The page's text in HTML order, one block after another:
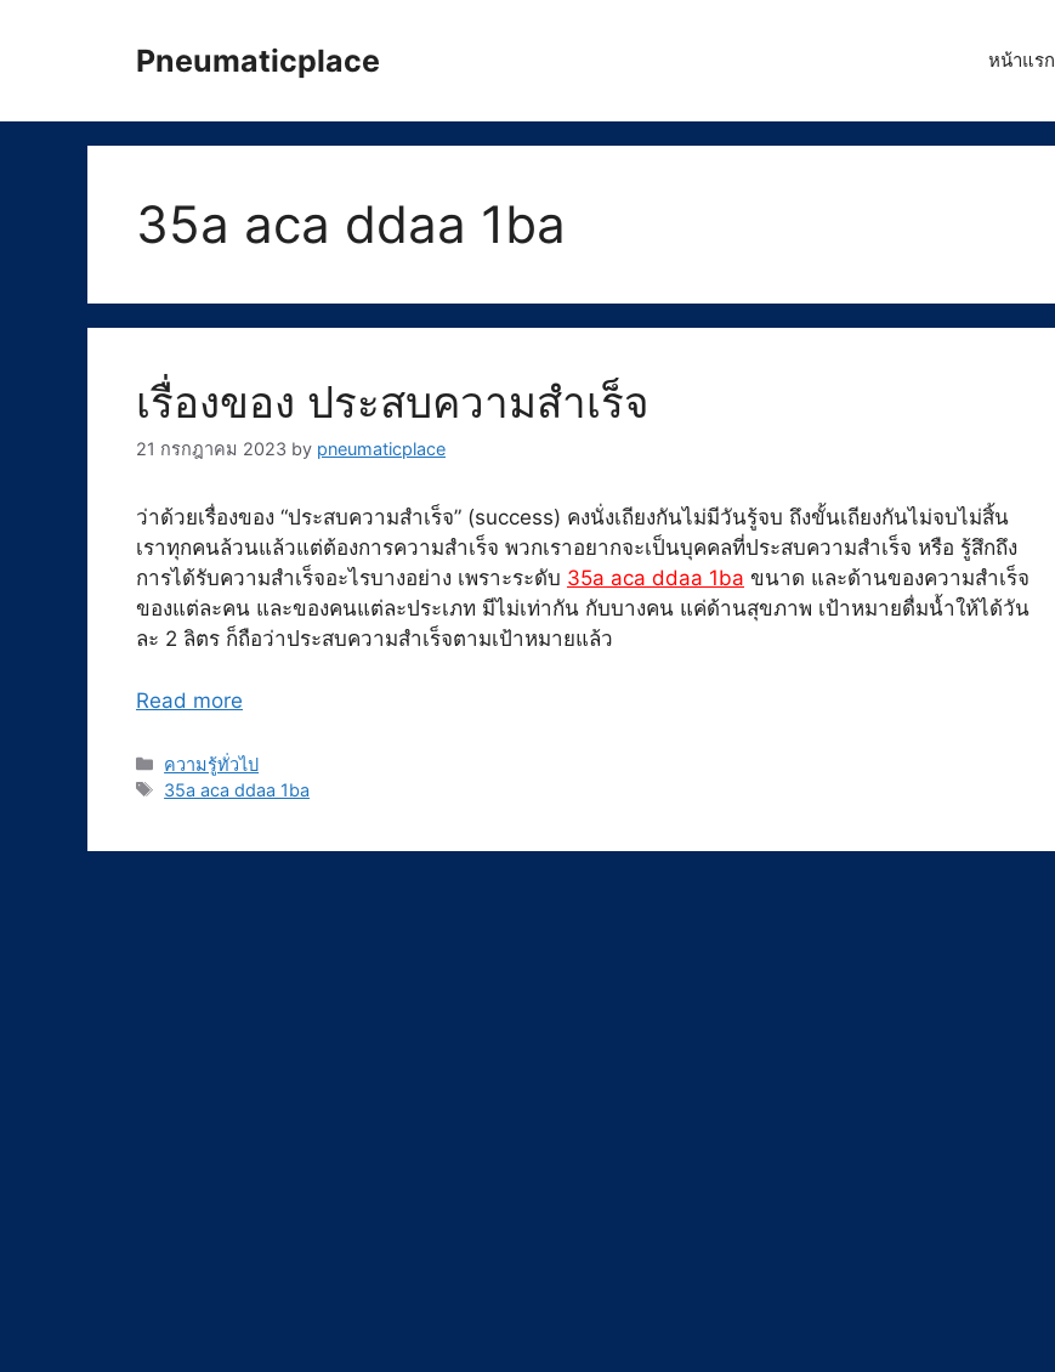
Pneumaticplace หน้าแรก
35a aca ddaa 1ba
เรื่องของ ประสบความสำเร็จ
21 กรกฎาคม 2023 by pneumaticplace
ว่าด้วยเรื่องของ “ประสบความสำเร็จ” (success) คงนั่งเถียงกันไม่มีวันรู้จบ ถึงขั้นเถียงกันไม่จบไม่สิ้น
เราทุกคนล้วนแล้วแต่ต้องการความสำเร็จ พวกเราอยากจะเป็นบุคคลที่ประสบความสำเร็จ หรือ รู้สึกถึง
การได้รับความสำเร็จอะไรบางอย่าง เพราะระดับ 35a aca ddaa 1ba ขนาด และด้านของความสำเร็จ
ของแต่ละคน และของคนแต่ละประเภท มีไม่เท่ากัน กับบางคน แค่ด้านสุขภาพ เป้าหมายดื่มน้ำให้ได้วัน
ละ 2 ลิตร ก็ถือว่าประสบความสำเร็จตามเป้าหมายแล้ว
Read more
Categories
ความรู้ทั่วไป
Tags
35a aca ddaa 1ba